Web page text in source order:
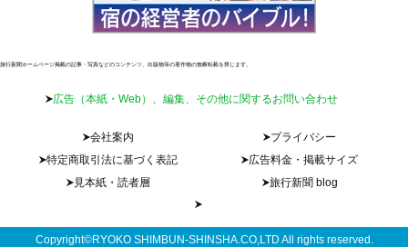
旅行新聞ホームページ掲載の記事・写真などのコンテンツ、出版物等の著作物の無断転載を禁じます。
広告（本紙・Web）、編集、その他に関するお問い合わせ
会社案内
プライバシー
特定商取引法に基づく表記
広告料金・掲載サイズ
見本紙・読者層
旅行新聞 blog
Copyright©RYOKO SHIMBUN-SHINSHA.CO,LTD All rights reserved.